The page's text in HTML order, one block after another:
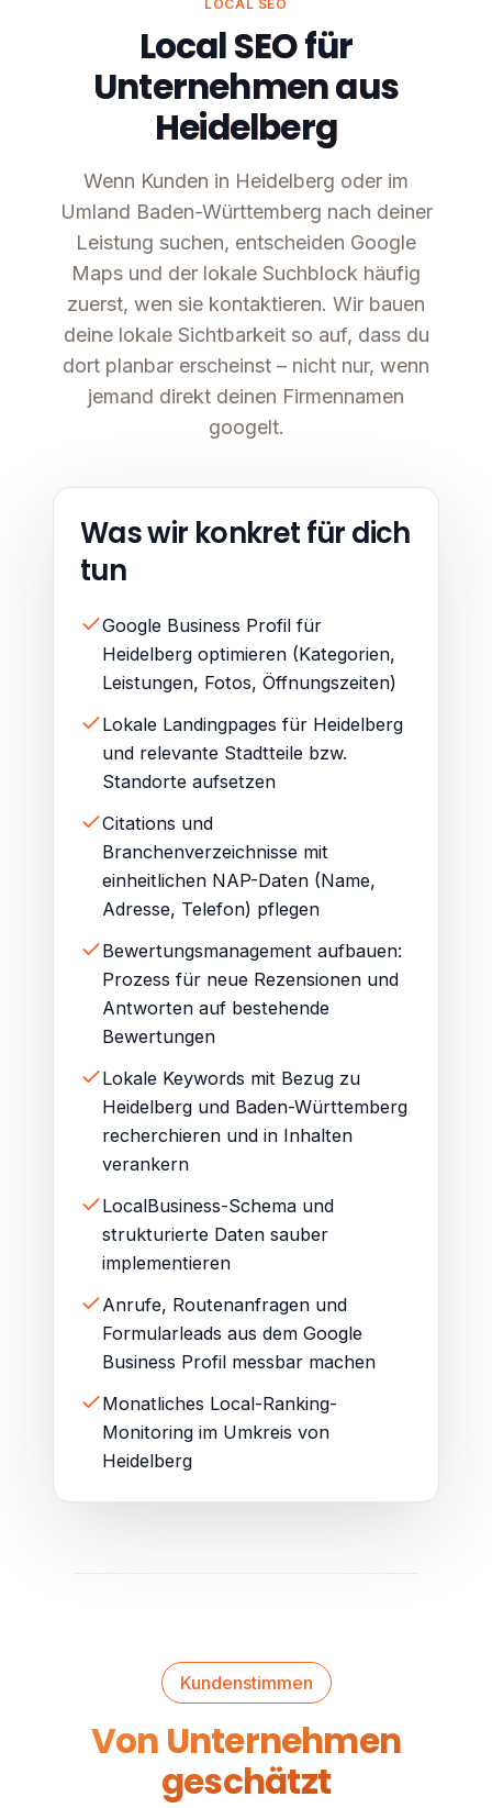
LOCAL SEO
Local SEO für
Unternehmen aus
Heidelberg
Wenn Kunden in Heidelberg oder im
Umland Baden-Württemberg nach deiner
Leistung suchen, entscheiden Google
Maps und der lokale Suchblock häufig
zuerst, wen sie kontaktieren. Wir bauen
deine lokale Sichtbarkeit so auf, dass du
dort planbar erscheinst – nicht nur, wenn
jemand direkt deinen Firmennamen
googelt.
Was wir konkret für dich
tun
Google Business Profil für
Heidelberg optimieren (Kategorien,
Leistungen, Fotos, Öffnungszeiten)
Lokale Landingpages für Heidelberg
und relevante Stadtteile bzw.
Standorte aufsetzen
Citations und
Branchenverzeichnisse mit
einheitlichen NAP-Daten (Name,
Adresse, Telefon) pflegen
Bewertungsmanagement aufbauen:
Prozess für neue Rezensionen und
Antworten auf bestehende
Bewertungen
Lokale Keywords mit Bezug zu
Heidelberg und Baden-Württemberg
recherchieren und in Inhalten
verankern
LocalBusiness-Schema und
strukturierte Daten sauber
implementieren
Anrufe, Routenanfragen und
Formularleads aus dem Google
Business Profil messbar machen
Monatliches Local-Ranking-
Monitoring im Umkreis von
Heidelberg
Kundenstimmen
Von Unternehmen
geschätzt